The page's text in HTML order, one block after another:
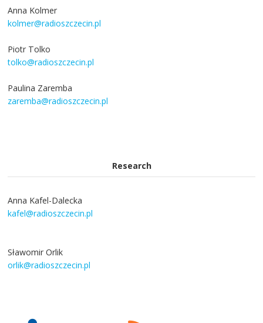
Anna Kolmer
kolmer@radioszczecin.pl
Piotr Tolko
tolko@radioszczecin.pl
Paulina Zaremba
zaremba@radioszczecin.pl
Research
Anna Kafel-Dalecka
kafel@radioszczecin.pl
Sławomir Orlik
orlik@radioszczecin.pl